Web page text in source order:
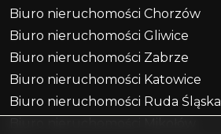
Biuro nieruchomości Chorzów
Biuro nieruchomości Gliwice
Biuro nieruchomości Zabrze
Biuro nieruchomości Katowice
Biuro nieruchomości Ruda Śląska